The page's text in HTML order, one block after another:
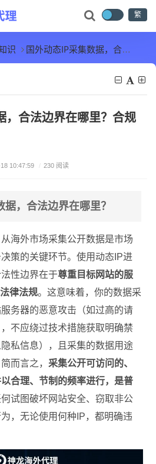
繁
识 国外动态IP采集数据，合法边界在哪里？合规实操要点整理
，合法边界在哪里？合规
10:47:59 / 230 阅读
据，合法边界在哪里？
海外市场采集公开数据是市场
策的关键环节。使用动态IP进
性边界在于尊重目标网站的服
律法规。这意味着，你的数据采
务器的恶意攻击（如过高的请
不应绕过技术措施获取明确禁
私信息），且采集的数据用途
而言之， 采集公开可访问的、
以合理、节制的频率进行，是普
试图破坏网站安全、窃取非公
，无论使用何种IP，都明确违